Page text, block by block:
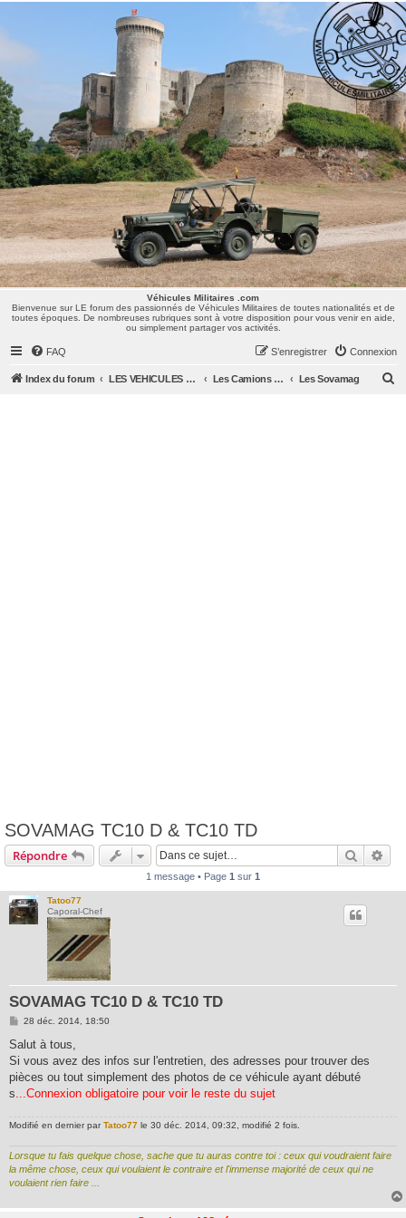
Véhicules Militaires .com
Bienvenue sur LE forum des passionnés de Véhicules Militaires de toutes nationalités et de
toutes époques. De nombreuses rubriques sont à votre disposition pour vous venir en aide,
ou simplement partager vos activités.
Véhicules Militaires .com
Bienvenue sur LE forum des passionnés de Véhicules Militaires de toutes nationalités et de
toutes époques. De nombreuses rubriques sont à votre disposition pour vous venir en aide,
ou simplement partager vos activités.
FAQ Connexion
S’enregistrer
Index du forum LES VEHICULES MILITAIRES Les Camions et autres VLTT : Renault, Simca, Marmon, Saviem, Berliet, Sovamag, Land Rover, ... Les Sovamag
SOVAMAG TC10 D & TC10 TD
Répondre
1 message • Page 1 sur 1
Tatoo77
Caporal-Chef
SOVAMAG TC10 D & TC10 TD
M
s
a
g
28 déc. 2014, 18:50
Salut à tous,
Si vous avez des infos sur l'entretien, des adresses pour trouver des
pièces ou tout simplement des photos de ce véhicule ayant débuté
s ...Connexion obligatoire pour voir le reste du sujet
Modifié en dernier parTatoo77 le 30 déc. 2014, 09:32, modifié 2 fois.
Lorsque tu fais quelque chose, sache que tu auras contre toi : ceux qui voudraient faire
la même chose, ceux qui voulaient le contraire et l'immense majorité de ceux qui ne
voulaient rien faire ...